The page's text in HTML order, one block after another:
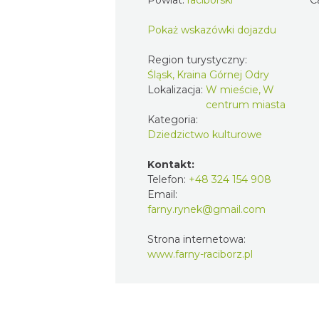
Pokaż wskazówki dojazdu
Region turystyczny:
Śląsk, Kraina Górnej Odry
Lokalizacja: W mieście, W
centrum miasta
Kategoria:
Dziedzictwo kulturowe
Kontakt:
Telefon: +48 324 154 908
Email:
farny.rynek@gmail.com
Strona internetowa:
www.farny-raciborz.pl